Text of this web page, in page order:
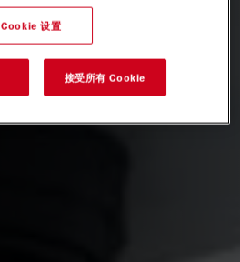
Cookie 设置
接受所有 Cookie